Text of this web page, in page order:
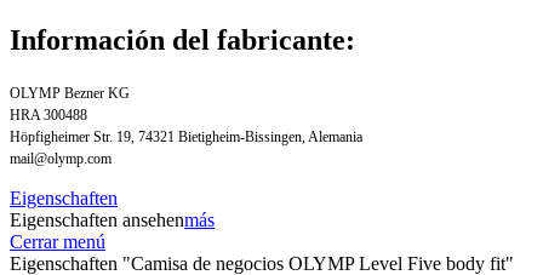
Información del fabricante:
OLYMP Bezner KG
HRA 300488
Höpfigheimer Str. 19, 74321 Bietigheim-Bissingen, Alemania
mail@olymp.com
Eigenschaften
Eigenschaften ansehenmás
Cerrar menú
Eigenschaften "Camisa de negocios OLYMP Level Five body fit"